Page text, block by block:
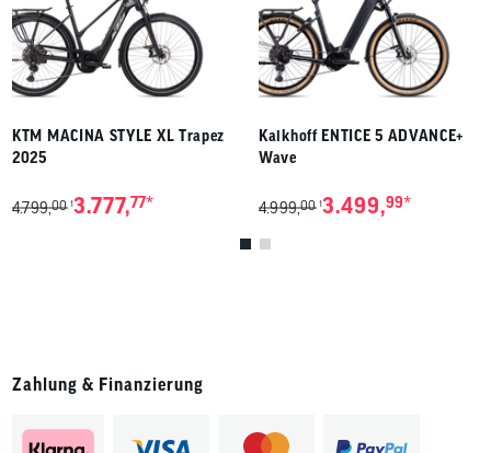
KTM MACINA STYLE XL Trapez
2025
4.799,00 13.777,77*
Kalkhoff ENTICE 5 ADVANCE+
Wave
4.999,00 13.499,99*
Zahlung & Finanzierung